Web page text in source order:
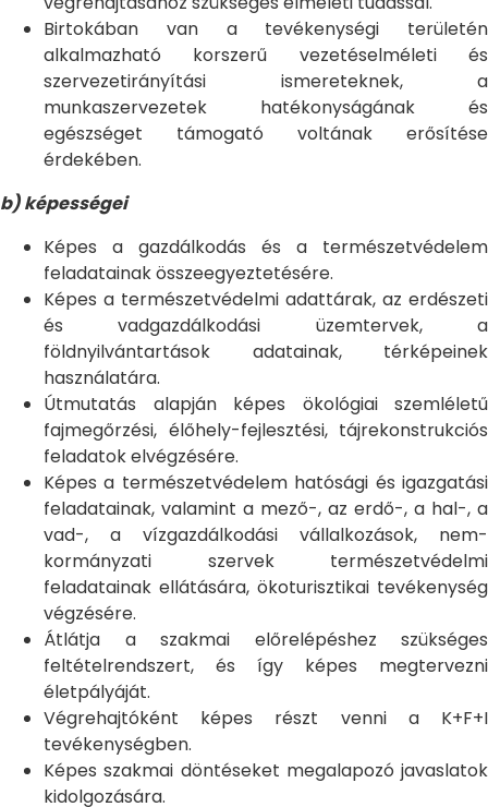
Birtokában van a tevékenységi területén
alkalmazható korszerű vezetéselméleti és
szervezetirányítási ismereteknek, a
munkaszervezetek hatékonyságának és
egészséget támogató voltának erősítése
érdekében.
b) képességei
Képes a gazdálkodás és a természetvédelem
feladatainak összeegyeztetésére.
Képes a természetvédelmi adattárak, az erdészeti
és vadgazdálkodási üzemtervek, a
földnyilvántartások adatainak, térképeinek
használatára.
Útmutatás alapján képes ökológiai szemléletű
fajmegőrzési, élőhely-fejlesztési, tájrekonstrukciós
feladatok elvégzésére.
Képes a természetvédelem hatósági és igazgatási
feladatainak, valamint a mező-, az erdő-, a hal-, a
vad-, a vízgazdálkodási vállalkozások, nem-
kormányzati szervek természetvédelmi
feladatainak ellátására, ökoturisztikai tevékenység
végzésére.
Átlátja a szakmai előrelépéshez szükséges
feltételrendszert, és így képes megtervezni
életpályáját.
Végrehajtóként képes részt venni a K+F+I
tevékenységben.
Képes szakmai döntéseket megalapozó javaslatok
kidolgozására.